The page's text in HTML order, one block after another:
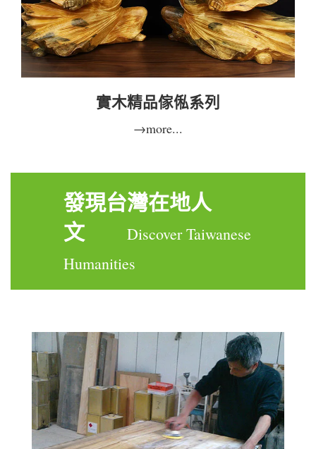
實木精品傢俬系列
→more...
發現台灣在地人
文
Discover Taiwanese
Humanities